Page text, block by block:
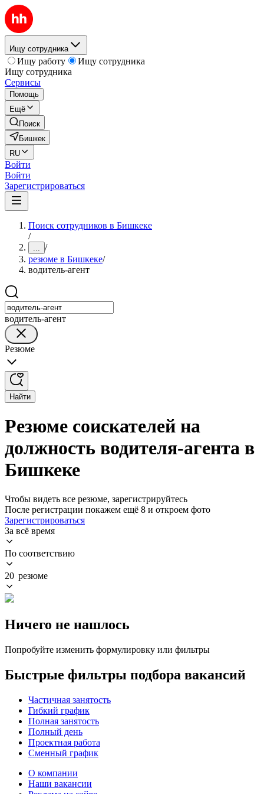
Ищу сотрудника
Ищу работу
Ищу сотрудника
Ищу сотрудника
Сервисы
Помощь
Ещё
Поиск
Бишкек
RU
Войти
Войти
Зарегистрироваться
Поиск сотрудников в Бишкеке
/
... /
резюме в Бишкеке/
водитель-агент
водитель-агент
Резюме
Найти
Резюме соискателей на
должность водителя-агента в
Бишкеке
Чтобы видеть все резюме, зарегистрируйтесь
После регистрации покажем ещё 8 и откроем фото
Зарегистрироваться
За всё время
По соответствию
20 резюме
Ничего не нашлось
Попробуйте изменить формулировку или фильтры
Быстрые фильтры подбора вакансий
Частичная занятость
Гибкий график
Полная занятость
Полный день
Проектная работа
Сменный график
О компании
Наши вакансии